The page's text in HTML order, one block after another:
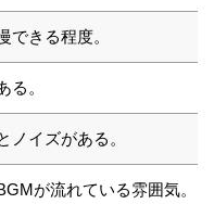
できる程度。
る。
ノイズがある。
が流れている雰囲気。